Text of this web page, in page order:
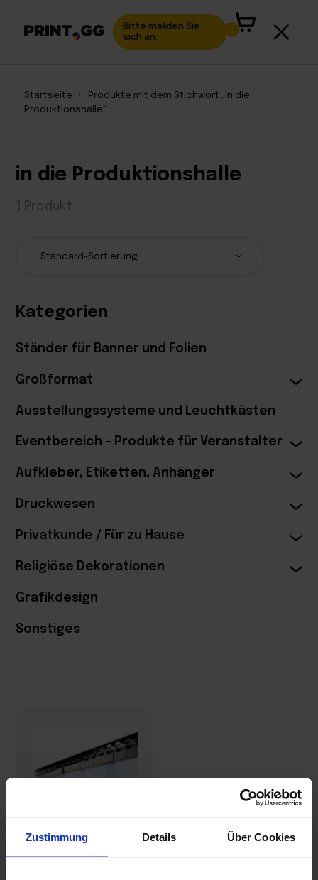
Zustimmung Details Über Cookies
Bitte melden Sie
sich an.
Startseite •
Produkte mit dem Stichwort „in die
Produktionshalle“
in die Produktionshalle
1 Produkt
Kategorien
Ständer für Banner und Folien
Großformat
Ausstellungssysteme und Leuchtkästen
Eventbereich – Produkte für Veranstalter
Aufkleber, Etiketten, Anhänger
Druckwesen
Privatkunde / Für zu Hause
Religiöse Dekorationen
Grafikdesign
Sonstiges
Streifenvorhang